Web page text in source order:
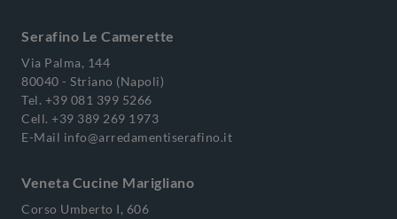
Serafino Le Camerette
Via Palma, 144
80040 - Striano (Napoli)
Tel. +39 081 399 5266
Cell. +39 389 269 1973
E-Mail info@arredamentiserafino.it
Veneta Cucine Marigliano
Corso Umberto I, 606